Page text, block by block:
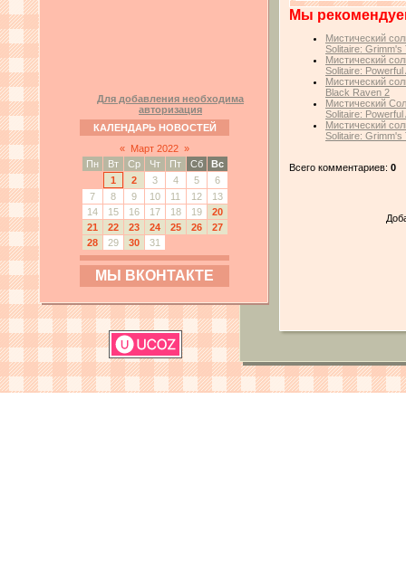
Для добавления необходима
авторизация
КАЛЕНДАРЬ НОВОСТЕЙ
« Март 2022 »
Пн
Вт Ср Чт Пт Сб
Вс
1
2 3 4 5
6
7
8 9 10 11 12
13
14
15 16 17 18 19
20
21
22 23 24 25 26
27
28
29 30 31
МЫ ВКОНТАКТЕ
Мы
Мистический
Solitaire: Grimm's
Мистический
Solitaire: Powerful
Мистический
Black Raven 2
Мистический
Solitaire: Powerful
Мистический
Solitaire: Grimm's
Всего комментариев: 0